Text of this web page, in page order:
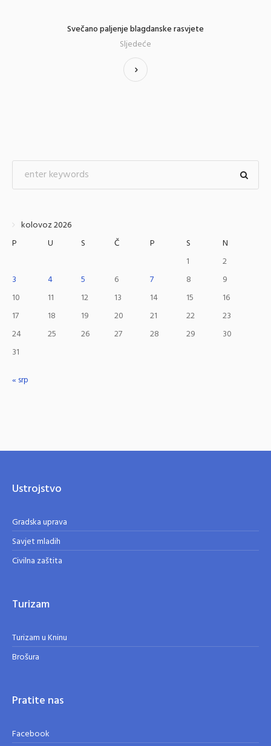
Svečano paljenje blagdanske rasvjete
Sljedeće
kolovoz 2026
P
U S Č P S
N
1
2
3
4 5 6 7 8
9
10
11 12 13 14 15
16
17
18 19 20 21 22
23
24
25 26 27 28 29
30
31
« srp
Ustrojstvo
Gradska uprava
Savjet mladih
Civilna zaštita
Turizam
Turizam u Kninu
Brošura
Pratite nas
Facebook